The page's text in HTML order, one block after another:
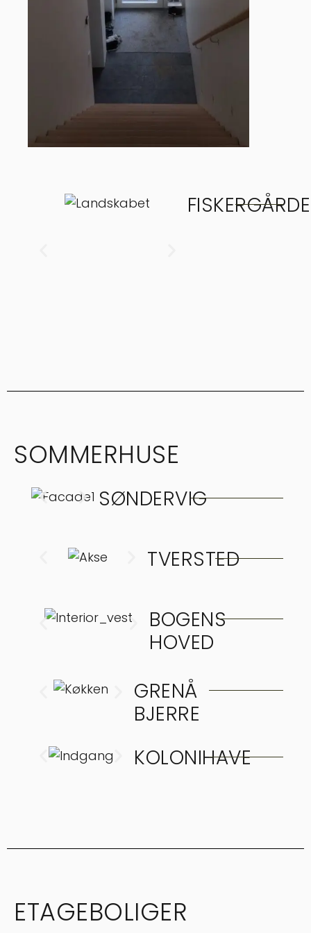
SOMMERHUSE
SØNDERVIG
TVERSTED
BOGENS
HOVED
GRENÅ
BJERRE
KOLONIHAVE
ETAGEBOLIGER